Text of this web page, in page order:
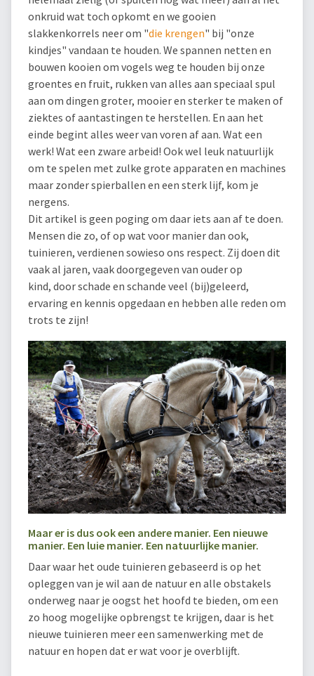
onkruid wat toch opkomt en we gooien
slakkenkorrels neer om "die krengen" bij "onze
kindjes" vandaan te houden. We spannen netten en
bouwen kooien om vogels weg te houden bij onze
groentes en fruit, rukken van alles aan speciaal spul
aan om dingen groter, mooier en sterker te maken of
ziektes of aantastingen te herstellen. En aan het
einde begint alles weer van voren af aan. Wat een
werk! Wat een zware arbeid! Ook wel leuk natuurlijk
om te spelen met zulke grote apparaten en machines
maar zonder spierballen en een sterk lijf, kom je
nergens.
Dit artikel is geen poging om daar iets aan af te doen.
Mensen die zo, of op wat voor manier dan ook,
tuinieren, verdienen sowieso ons respect. Zij doen dit
vaak al jaren, vaak doorgegeven van ouder op
kind, door schade en schande veel (bij)geleerd,
ervaring en kennis opgedaan en hebben alle reden om
trots te zijn!
Maar er is dus ook een andere manier. Een nieuwe
manier. Een luie manier. Een natuurlijke manier.
Daar waar het oude tuinieren gebaseerd is op het
opleggen van je wil aan de natuur en alle obstakels
onderweg naar je oogst het hoofd te bieden, om een
zo hoog mogelijke opbrengst te krijgen, daar is het
nieuwe tuinieren meer een samenwerking met de
natuur en hopen dat er wat voor je overblijft.